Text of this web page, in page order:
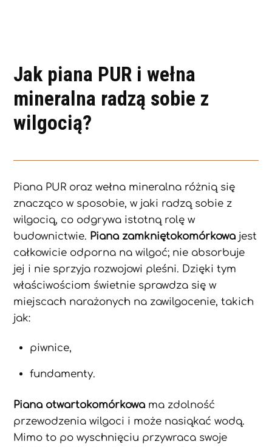
Jak piana PUR i wełna
mineralna radzą sobie z
wilgocią?
Piana PUR oraz wełna mineralna różnią się
znacząco w sposobie, w jaki radzą sobie z
wilgocią, co odgrywa istotną rolę w
budownictwie. Piana zamkniętokomórkowa jest
całkowicie odporna na wilgoć; nie absorbuje
jej i nie sprzyja rozwojowi pleśni. Dzięki tym
właściwościom świetnie sprawdza się w
miejscach narażonych na zawilgocenie, takich
jak:
piwnice,
fundamenty.
Piana otwartokomórkowa ma zdolność
przewodzenia wilgoci i może nasiąkać wodą.
Mimo to po wyschnięciu przywraca swoje